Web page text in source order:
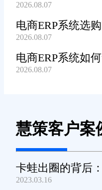
货位吗?
2026.08.07
电商ERP系统选
功能?
2026.08.07
电商ERP系统如
账工作效率?
2026.08.07
慧策客户案
卡蛙出圈的背后
家电
2023.03.16